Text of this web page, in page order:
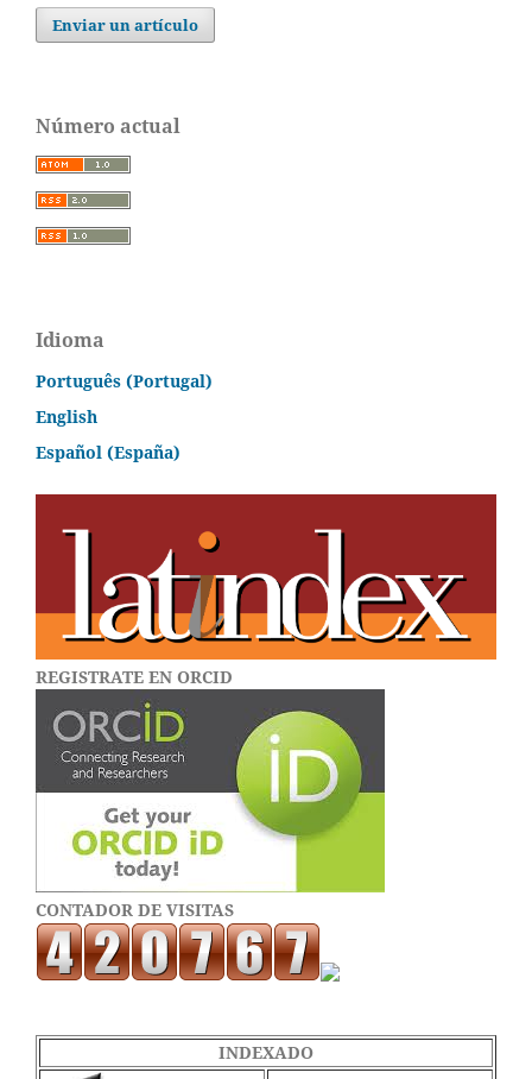
Enviar un artículo
Número actual
Idioma
Português (Portugal)
English
Español (España)
REGISTRATE EN ORCID
CONTADOR DE VISITAS
INDEXADO